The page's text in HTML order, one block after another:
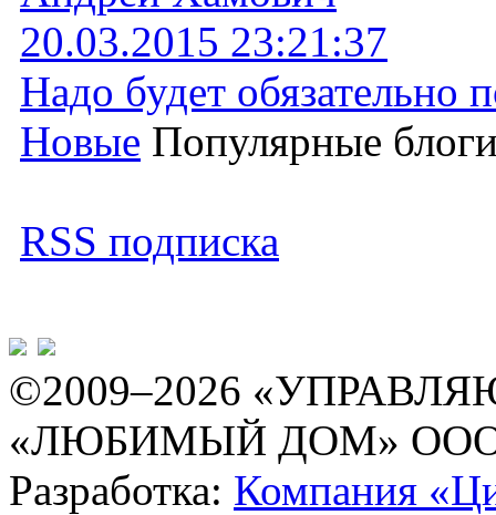
20.03.2015 23:21:37
Надо будет обязательно
Новые Популярные
RSS подписка
©2009–2026
«ЛЮБИМЫЙ ДОМ»
Разработка: Компания